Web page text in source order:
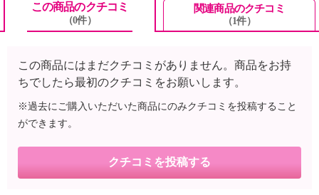
この商品のクチコミ
（0件）
関連商品のクチコミ
（1件）
この商品にはまだクチコミがありません。商品をお持
ちでしたら最初のクチコミをお願いします。
※過去にご購入いただいた商品にのみクチコミを投稿すること
ができます。
クチコミを投稿する